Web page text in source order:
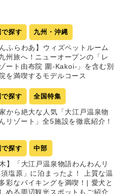
で探す 九州・沖縄
ふらわあ】ウィズペットルーム
州旅へ！ニューオープンの「レ
ート由布院 圍-Kakoi-」を含む別
を満喫するモデルコース
で探す 全国特集
から絶大な人気「大江戸温泉物
リゾート」全5施設を徹底紹介！
で探す 中部
】「大江戸温泉物語わんわんリ
塩原」に泊まったよ！ 上質な温
彩なバイキングを満喫！| 愛犬と
める周辺観光スポットもご紹介